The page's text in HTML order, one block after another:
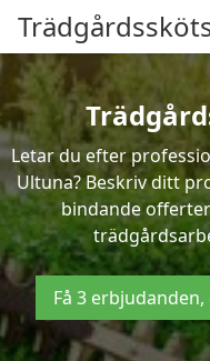
Letar du efter
Ultuna? Beskriv ditt
bindande
Få 3